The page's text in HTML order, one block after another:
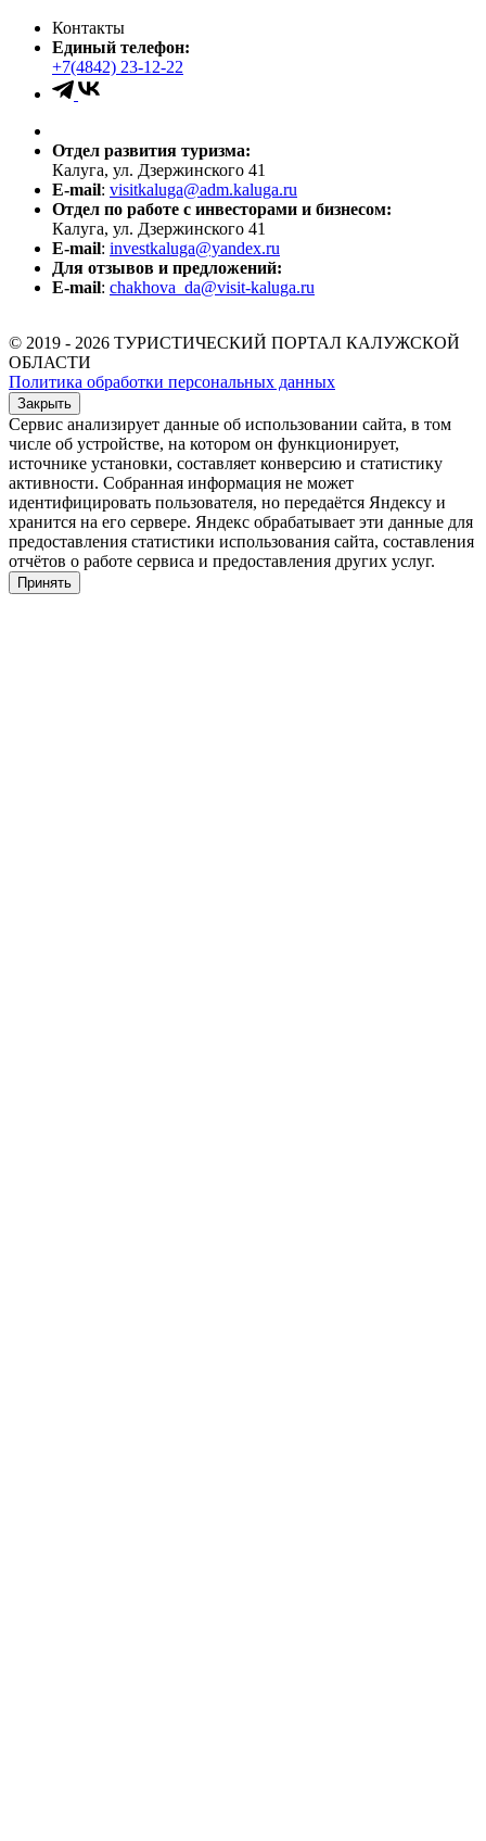
Контакты
Единый телефон:
+7(4842) 23-12-22
Отдел развития туризма:
Калуга, ул. Дзержинского 41
E-mail: visitkaluga@adm.kaluga.ru
Отдел по работе с инвесторами и бизнесом:
Калуга, ул. Дзержинского 41
E-mail: investkaluga@yandex.ru
Для отзывов и предложений:
E-mail: chakhova_da@visit-kaluga.ru
© 2019 - 2026 ТУРИСТИЧЕСКИЙ ПОРТАЛ КАЛУЖСКОЙ
ОБЛАСТИ
Политика обработки персональных данных
Закрыть
Сервис анализирует данные об использовании сайта, в том
числе об устройстве, на котором он функционирует,
источнике установки, составляет конверсию и статистику
активности. Собранная информация не может
идентифицировать пользователя, но передаётся Яндексу и
хранится на его сервере. Яндекс обрабатывает эти данные для
предоставления статистики использования сайта, составления
отчётов о работе сервиса и предоставления других услуг.
Принять